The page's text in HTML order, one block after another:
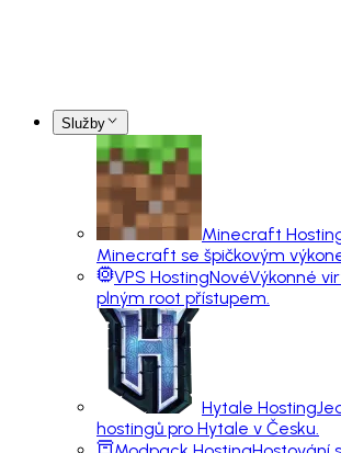
Služby
Minecraft
Minecraft se špičkovým
VPS HostingNovéVýkonné
plným root přístupem.
Hytale Hosting
hostingů pro Hytale v Česku.